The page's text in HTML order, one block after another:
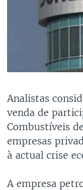
Analistas
venda de
Combustíveis
empresas
à actual crise
A empresa